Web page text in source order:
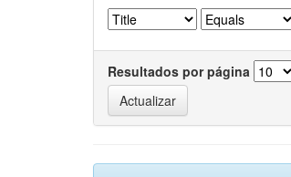
Resultados por página